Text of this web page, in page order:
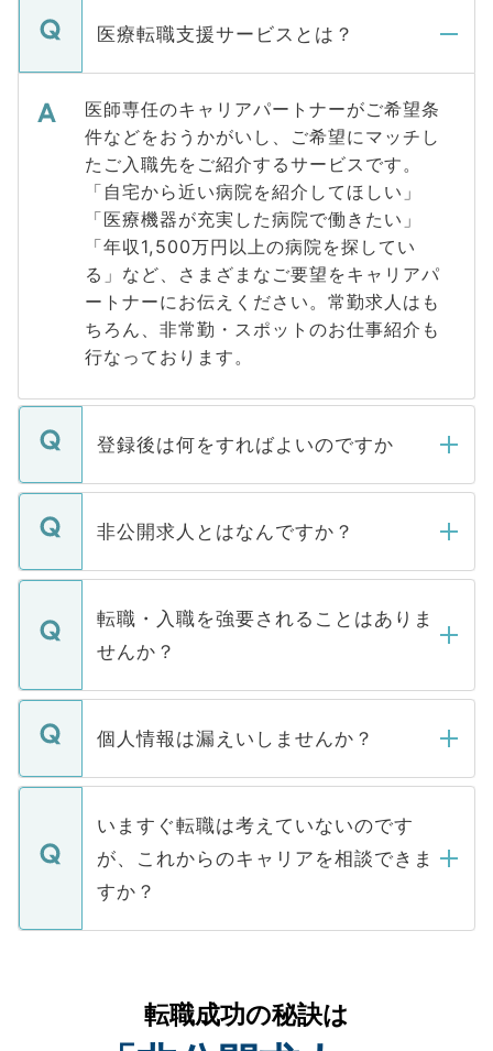
医療転職支援サービスとは？
医師専任のキャリアパートナーがご希望条
件などをおうかがいし、ご希望にマッチし
たご入職先をご紹介するサービスです。
「自宅から近い病院を紹介してほしい」
「医療機器が充実した病院で働きたい」
「年収1,500万円以上の病院を探してい
る」など、さまざまなご要望をキャリアパ
ートナーにお伝えください。常勤求人はも
ちろん、非常勤・スポットのお仕事紹介も
行なっております。
登録後は何をすればよいのですか
ご登録いただきましたら、弊社担当者がご
登録内容を確認し、その後メールもしくは
ます。通常、5営業日以内にはご連絡をせて
いただきますので、しばらくお待ちくださ
い。
非公開求人とはなんですか？
マイナビDOCTORで取り扱っている求人の
うち約3割は、Webサイトからご覧いただ
けない「非公開求人」です。非公開求人は
下記の理由によって、一般には公開してい
ません。
■応募殺到を避けるため 人気のある医療機
関を公にしてしまうと、応募が殺到する場
に、医療機関が求める条件に合った人材の
みを人材紹介会社に依頼するケースが増え
ています。
転職・入職を強要されることはありま
せんか？
転職・入職を強要することは一切ありませ
ん。また、仮に応募先から内定をいただい
定を承諾する必要はありません。内定先へ
の辞退の連絡はキャリアパートナーが行い
ますので、ご安心ください。
個人情報は漏えいしませんか？
個人情報が漏えいすることはありませんの
で、ご安心ください。当サイトからの登録
などで収集したご登録者様の個人情報は、
ご本人のキャリアアップおよび転職活動の
支援を目的に使用いたします。お預かりし
ているすべての個人データはご本人の許可
は、個人情報の取り扱いについての厳密な
管理基準を満たした事業者のみに付与され
いますぐ転職は考えていないのです
が、これからのキャリアを相談できま
すか？
かがいして、現在の医療機関の状況や紹介
経験をまじえながら、適切なアドバイスを
転職成功の秘訣は